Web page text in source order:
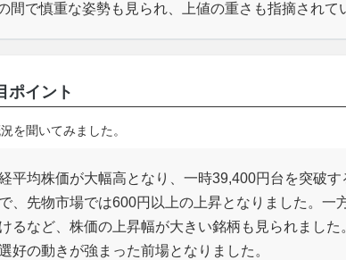
間で慎重な姿勢も見られ、上値の重さも指摘されて
ポイント
を聞いてみました。
平均株価が大幅高となり、一時39,400円台を突破
、先物市場では600円以上の上昇となりました。一
るなど、株価の上昇幅が大きい銘柄も見られまし
好の動きが強まった前場となりました。